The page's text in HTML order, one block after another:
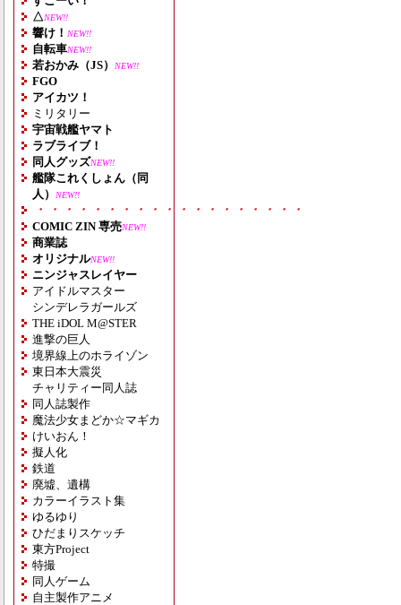
△NEW!!
響け！ NEW!!
自転車NEW!!
若おかみ（JS） NEW!!
FGO
アイカツ！
ミリタリー
宇宙戦艦ヤマト
ラブライブ！
同人グッズNEW!!
艦隊これくしょん（同
人）
NEW!!
・・・・・・・・・・・・・・・・・・・
COMIC ZIN 専売NEW!!
商業誌
オリジナルNEW!!
ニンジャスレイヤー
アイドルマスター
シンデレラガールズ
THE iDOL M@STER
進撃の巨人
境界線上のホライゾン
東日本大震災
チャリティー同人誌
同人誌製作
魔法少女まどか☆マギカ
けいおん！
擬人化
鉄道
廃墟、遺構
カラーイラスト集
ゆるゆり
ひだまりスケッチ
東方Project
特撮
同人ゲーム
自主製作アニメ